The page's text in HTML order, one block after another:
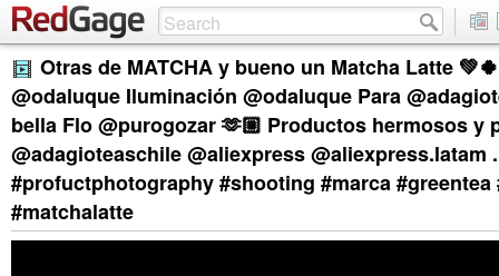
Otras de MATCHA y bueno un Matcha Latte
@odaluque Iluminación @odaluque Para
bella Flo @purogozar 🫶🏼 Productos hermosos y
@adagioteaschile @aliexpress @aliexpress.latam .
#profuctphotography #shooting #marca #greentea
#matchalatte